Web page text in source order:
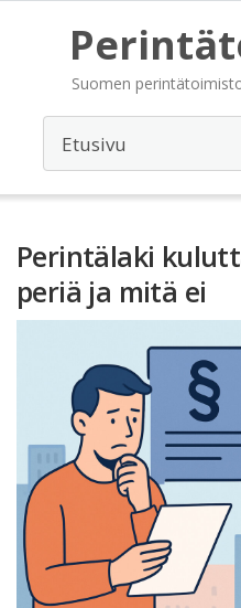
Suomen
Perintälaki
periä ja mitä ei